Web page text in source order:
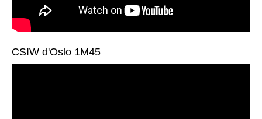
CSIW d'Oslo 1M45